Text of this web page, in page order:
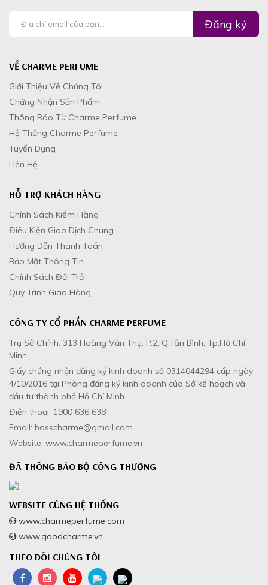
Đăng ký
VỀ CHARME PERFUME
Giới Thiệu Về Chúng Tôi
Chứng Nhận Sản Phẩm
Thông Báo Từ Charme Perfume
Hệ Thống Charme Perfume
Tuyển Dụng
Liên Hệ
HỖ TRỢ KHÁCH HÀNG
Chính Sách Kiểm Hàng
Điều Kiện Giao Dịch Chung
Hướng Dẫn Thanh Toán
Bảo Mật Thông Tin
Chính Sách Đổi Trả
Quy Trình Giao Hàng
CÔNG TY CỔ PHẦN CHARME PERFUME
Trụ Sở Chính: 313 Hoàng Văn Thụ, P.2, Q.Tân Bình, Tp.Hồ Chí
Minh
Giấy chứng nhận đăng ký kinh doanh số 0314044294 cấp ngày
4/10/2016 tại Phòng đăng ký kinh doanh của Sở kế hoạch và
đầu tư thành phố Hồ Chí Minh.
Điện thoại: 1900 636 638
Email: bosscharme@gmail.com
Website: www.charmeperfume.vn
ĐÃ THÔNG BÁO BỘ CÔNG THƯƠNG
WEBSITE CÙNG HỆ THỐNG
www.charmeperfume.com
www.goodcharme.vn
THEO DÕI CHÚNG TÔI